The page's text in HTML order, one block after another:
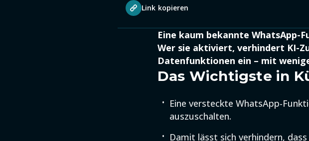
Link kopieren
Eine kaum bekannte
Wer sie aktiviert, verhindert KI-
Datenfunktionen ein – mit
Das Wichtigste in
Eine versteckte WhatsApp-
auszuschalten.
Damit lässt sich verhindern,